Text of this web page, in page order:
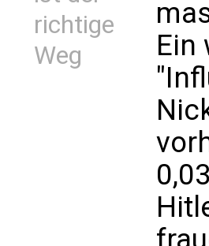
richtige
Weg
Ein